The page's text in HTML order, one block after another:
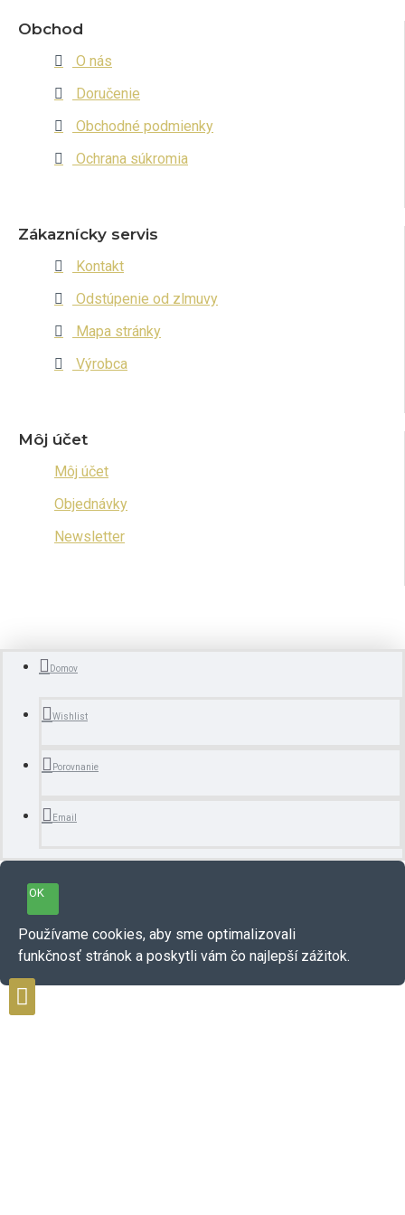
Obchod
O nás
Doručenie
Obchodné podmienky
Ochrana súkromia
Zákaznícky servis
Kontakt
Odstúpenie od zlmuvy
Mapa stránky
Výrobca
Môj účet
Môj účet
Objednávky
Newsletter
Domov
Wishlist
Porovnanie
Email
OK
Používame cookies, aby sme optimalizovali
funkčnosť stránok a poskytli vám čo najlepší zážitok.